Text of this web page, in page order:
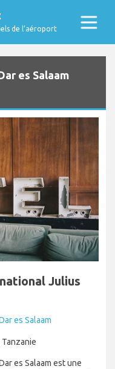
de l’aéroport
es Salaam
Julius
es Salaam
Tanzanie
es Salaam est une